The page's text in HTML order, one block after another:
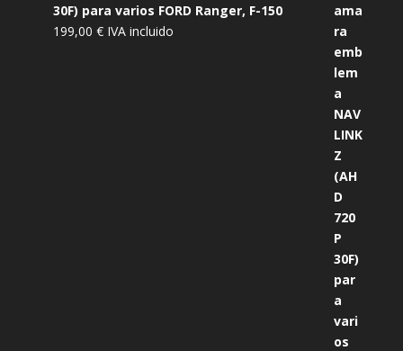
30F) para varios FORD Ranger, F-150
199,00 € IVA incluido